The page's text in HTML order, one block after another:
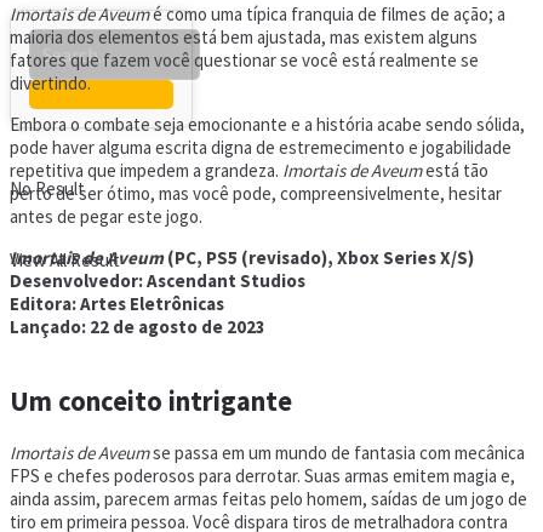
No Result
View All Result
Imortais de Aveumé como uma típica franquia de filmes de ação; a
maioria dos elementos está bem ajustada, mas existem alguns
fatores que fazem você questionar se você está realmente se
divertindo.
Embora o combate seja emocionante e a história acabe sendo sólida,
pode haver alguma escrita digna de estremecimento e jogabilidade
repetitiva que impedem a grandeza. Imortais de Aveumestá tão
perto de ser ótimo, mas você pode, compreensivelmente, hesitar
antes de pegar este jogo.
Imortais de Aveum(PC, PS5 (revisado), Xbox Series X/S)
Desenvolvedor: Ascendant Studios
Editora: Artes Eletrônicas
Lançado: 22 de agosto de 2023
Um conceito intrigante
Imortais de Aveumse passa em um mundo de fantasia com mecânica
FPS e chefes poderosos para derrotar. Suas armas emitem magia e,
ainda assim, parecem armas feitas pelo homem, saídas de um jogo de
tiro em primeira pessoa. Você dispara tiros de metralhadora contra